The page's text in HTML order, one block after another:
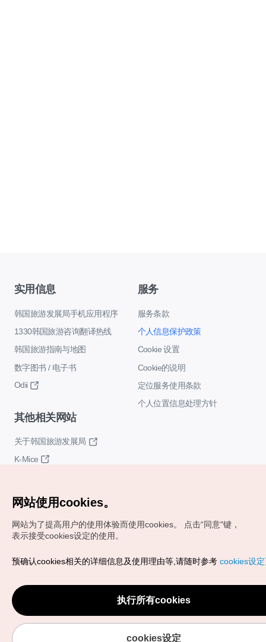
实用信息
韩国旅游发展局手机应用程序
1330韩国旅游咨询翻译热线
韩国旅游指南与地图
数字图书 / 电子书
Odii
服务
服务条款
个人信息保护政策
Cookie 设置
Cookie的说明
定位服务使用条款
个人位置信息处理方针
其他相关网站
关于韩国旅游发展局
K-Mice
Copyrights (c) 韩国旅游发展局版权所有
VISITKOREA官方邮箱
chnsim@knto.or.kr
网站使用cookies。
网站为了提高用户的使用体验而使用cookies。
点击“同意"键，
表示接受cookies设定的使用。
预确认cookies相关的详细信息及使用理由等,请随时参考 cookies设
执行所有cookies
cookies设定